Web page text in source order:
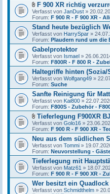
F 900 XR richtig
Verfasst von JanDust »
Forum: F 900 R - F 900 XR -
Stand heute bezüglich
Verfasst von HarrySpar »
Forum: Plaudern rund um die
Gabelprotektor
Verfasst von Ismael »
Forum: F800R - F 800 R -
Haltegriffe hinten (Sozia/
Verfasst von Wolfgang49 »
Forum: Suche
Sanfte Reinigung für
Verfasst von Kai800 »
Forum: F800S - Zubehör -
Tieferlegung F900XR
Verfasst von Golo16 »
Forum: F 900 R - F 900 XR -
Neu aus dem südlichen
Verfasst von Tommi »
Forum: Neuvorstellung -
Tieferlegung mit
Verfasst von Matz61 »
Forum: F 900 R - F 900 XR -
Wer besitzt ein Quadlock
Verfasst von Schmidthelm »